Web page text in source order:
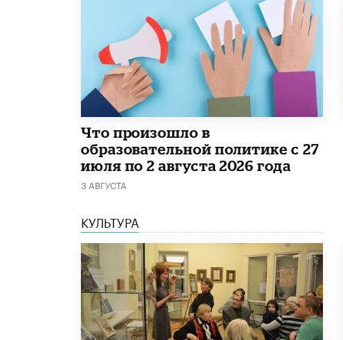
​Что произошло в
образовательной политике с 27
июля по 2 августа 2026 года
3 АВГУСТА
КУЛЬТУРА